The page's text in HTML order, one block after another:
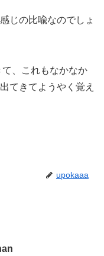
じの比喩なのでしょ
、これもなかなか
てきてようやく覚え
upokaaa